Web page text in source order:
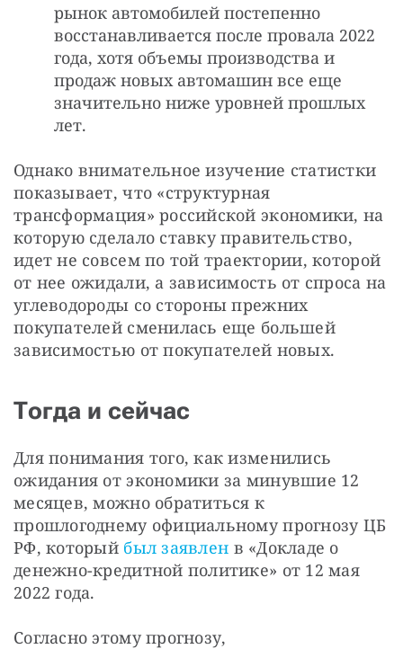
рынок автомобилей постепенно
восстанавливается после провала 2022
года, хотя объемы производства и
продаж новых автомашин все еще
значительно ниже уровней прошлых
лет.
Однако внимательное изучение статистки
показывает, что «структурная
трансформация» российской экономики, на
которую сделало ставку правительство,
идет не совсем по той траектории, которой
от нее ожидали, а зависимость от спроса на
углеводороды со стороны прежних
покупателей сменилась еще большей
зависимостью от покупателей новых.
Тогда и сейчас
Для понимания того, как изменились
ожидания от экономики за минувшие 12
месяцев, можно обратиться к
прошлогоднему официальному прогнозу ЦБ
РФ, который был заявлен в «Докладе о
денежно-кредитной политике» от 12 мая
2022 года.
Согласно этому прогнозу,